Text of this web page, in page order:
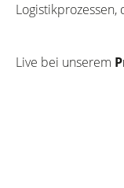
Live bei unserem